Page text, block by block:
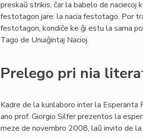
preskaŭ strikis, ĉar la babelo de naciecoj
festotagon jare: la nacia festotago. Por
festotagon, kondiĉe ke ĝi estu la sama
Tago de Unuiĝintaj Nacioj.
Prelego pri nia
Kadre de la kunlaboro inter la Esperanta
ano prof. Giorgio Silfer prezentos la
meze de novembro 2008, laŭ invito de